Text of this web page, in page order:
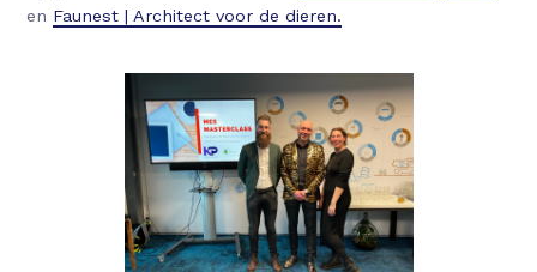
en Faunest | Architect voor de dieren.